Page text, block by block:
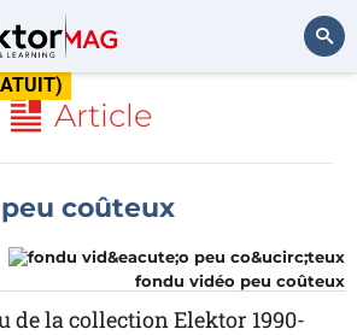
Article
coûteux
fondu vidéo peu coûteux
de la collection Elektor 1990-